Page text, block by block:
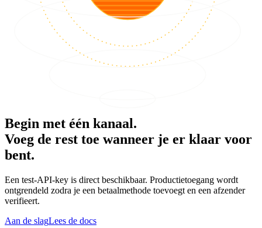
Begin met één kanaal.
Voeg de rest toe wanneer je er klaar voor
bent.
Een test-API-key is direct beschikbaar. Productietoegang wordt
ontgrendeld zodra je een betaalmethode toevoegt en een afzender
verifieert.
Aan de slagLees de docs